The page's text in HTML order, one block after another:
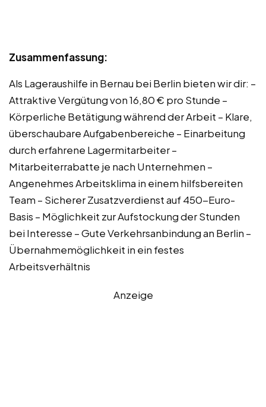
Zusammenfassung:
Als Lageraushilfe in Bernau bei Berlin bieten wir dir: –
Attraktive Vergütung von 16,80 € pro Stunde –
Körperliche Betätigung während der Arbeit – Klare,
überschaubare Aufgabenbereiche – Einarbeitung
durch erfahrene Lagermitarbeiter –
Mitarbeiterrabatte je nach Unternehmen –
Angenehmes Arbeitsklima in einem hilfsbereiten
Team – Sicherer Zusatzverdienst auf 450-Euro-
Basis – Möglichkeit zur Aufstockung der Stunden
bei Interesse – Gute Verkehrsanbindung an Berlin –
Übernahmemöglichkeit in ein festes
Arbeitsverhältnis
Anzeige